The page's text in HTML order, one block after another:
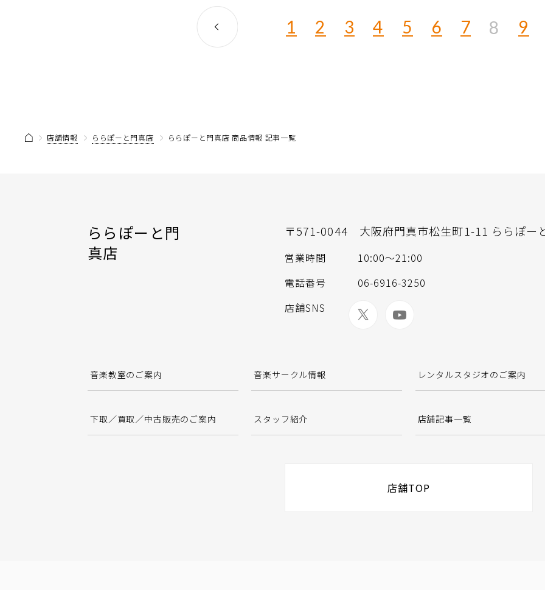
1 2 3 4 5 6 7 8 9
店舗情報 ららぽーと門真店 ららぽーと門真店 商品情報 記事一覧
ららぽーと門
真店
〒571-0044 大阪府門真市松生町1-11 ららぽー
営業時間
10:00～21:00
電話番号
06-6916-3250
店舗SNS
音楽教室のご案内 音楽サークル情報 レンタルスタジオのご案内
下取／買取／中古販売のご案内 スタッフ紹介 店舗記事一覧
店舗TOP